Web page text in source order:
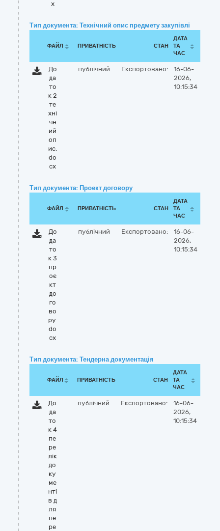
x
Тип документа: Технічний опис предмету закупівлі
ФАЙЛ ПРИВАТНІСТЬ СТАН
ДАТА
ТА
ЧАС
До
да
то
к 2
те
хні
чн
ий
оп
ис.
do
cx
публічний Експортовано:
16-06-
2026,
10:15:34
Тип документа: Проект договору
ФАЙЛ ПРИВАТНІСТЬ СТАН
ДАТА
ТА
ЧАС
До
да
то
к 3
пр
оє
кт
до
го
во
ру.
do
cx
публічний Експортовано:
16-06-
2026,
10:15:34
Тип документа: Тендерна документація
ФАЙЛ ПРИВАТНІСТЬ СТАН
ДАТА
ТА
ЧАС
До
да
то
к 4
пе
ре
лік
до
ку
ме
нті
в д
ля
пе
ре
публічний Експортовано:
16-06-
2026,
10:15:34